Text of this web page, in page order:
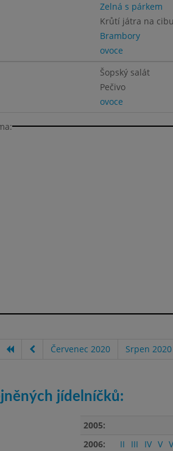
Zelná s párkem
Krůtí játra na
Brambory
ovoce
Šopský salát
Pečivo
ovoce
Červenec 2020 Srpen 2020
jídelníčků:
2005:
2006:
II III IV V